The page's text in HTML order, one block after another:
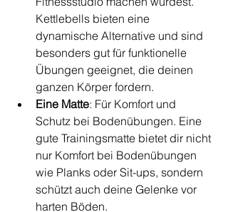
Kettlebells bieten eine
dynamische Alternative und sind
besonders gut für funktionelle
Übungen geeignet, die deinen
ganzen Körper fordern.
Eine Matte: Für Komfort und
Schutz bei Bodenübungen. Eine
gute Trainingsmatte bietet dir nicht
nur Komfort bei Bodenübungen
wie Planks oder Sit-ups, sondern
schützt auch deine Gelenke vor
harten Böden.